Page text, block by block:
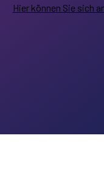
Hier können Sie sich